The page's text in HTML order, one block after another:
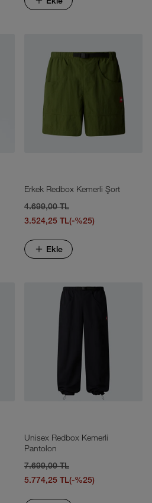
Erkek Redbox Kemerli Şort
4.699,00 TL
3.524,25 TL(-%25)
Ekle
Unisex Redbox Kemerli
Pantolon
7.699,00 TL
5.774,25 TL(-%25)